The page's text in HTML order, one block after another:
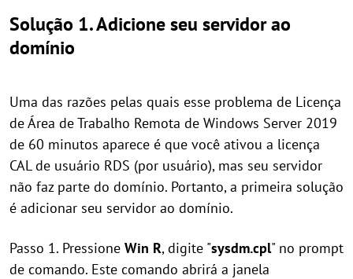
Solução 1. Adicione seu servidor ao
domínio
Uma das razões pelas quais esse problema de Licença
de Área de Trabalho Remota de Windows Server 2019
de 60 minutos aparece é que você ativou a licença
CAL de usuário RDS (por usuário), mas seu servidor
não faz parte do domínio. Portanto, a primeira solução
é adicionar seu servidor ao domínio.
Passo 1. Pressione Win R, digite "sysdm.cpl" no prompt
de comando. Este comando abrirá a janela